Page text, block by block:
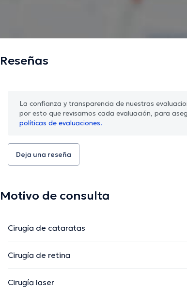
Reseñas
La confianza y transparencia de nuestras
por esto que revisamos cada evaluación, para
políticas de evaluaciones.
Deja una reseña
Motivo de consulta
Cirugía de cataratas
Cirugía de retina
Cirugía laser